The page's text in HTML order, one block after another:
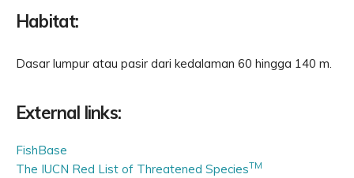
Habitat:
Dasar lumpur atau pasir dari kedalaman 60 hingga 140 m.
External links:
FishBase
The IUCN Red List of Threatened SpeciesTM